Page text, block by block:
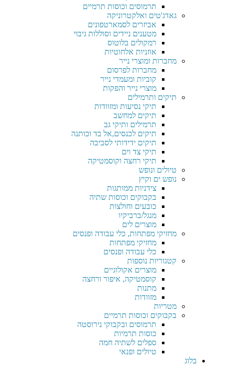
תרמוסים וכוסות תרמיים
גאדג'טים ואלקטרוניקה
אביזרים לסמארטפונים
מטענים ניידים וסוללות גיבוי
רמקולים בלוטוס
אוזניות אלחוטיות
מחברות ומוצרי נייר
מחברות לפרסום
קוביות ומעמדי נייר
מוצרי נייר והפקות
תיקים ותרמילים
תיקי נסיעות ומזוודות
תיקים למחשב
תרמילים ותיקי גב
תיקים לכנסים,אל בד וכותנה
תיקים ידידותי לסביבה
תיקי צד וים
תיקי רחצה וקוסמטיקה
טיולים ונופש
נופש ים וקיץ
צידניות ממותגות
בקבוקים וכוסות שתיה
כובעים וחולצות
מנגל/ברביקיו
מוצרים לים
מחזיקי מפתחות, כלי עבודה ופנסים
מחזיקי מפתחות
כלי עבודה ופנסים
קטגוריות נוספות
מוצרים אקולוגיים
קוסמטיקה, איפור ורחצה
מתנות
מזוודות
מטריות
בקבוקים וכוסות תרמיים
תרמוסים ובקבוקי נירוסטה
כוסות תרמיות
ספלים לשתיה חמה
טיולים ופנאי
בלוג